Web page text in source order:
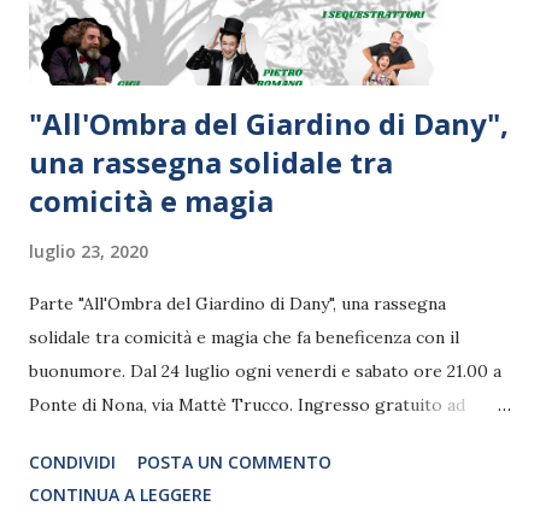
"All'Ombra del Giardino di Dany",
una rassegna solidale tra
comicità e magia
luglio 23, 2020
Parte "All'Ombra del Giardino di Dany", una rassegna
solidale tra comicità e magia che fa beneficenza con il
buonumore. Dal 24 luglio ogni venerdi e sabato ore 21.00 a
Ponte di Nona, via Mattè Trucco. Ingresso gratuito ad
invisibili. Sono quelle delle persone che incontriamo ogni
giorno in fila alla posta, alla banca, in attesa che scatti il
CONDIVIDI
POSTA UN COMMENTO
CONTINUA A LEGGERE